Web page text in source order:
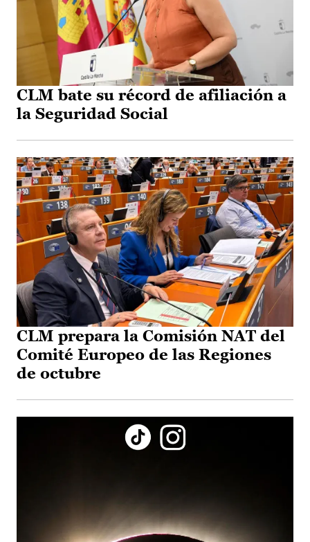
CLM bate su récord de afiliación a
la Seguridad Social
CLM prepara la Comisión NAT del
Comité Europeo de las Regiones
de octubre